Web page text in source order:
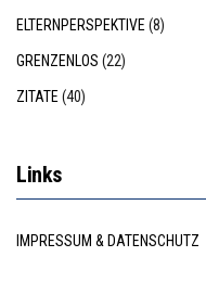
ELTERNPERSPEKTIVE(8)
GRENZENLOS (22)
ZITATE(40)
Links
IMPRESSUM & DATENSCHUTZ